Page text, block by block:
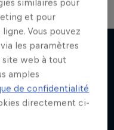
similaires pour
et pour
Vous pouvez
les paramètres
site web à tout
amples
de confidentialité
directement ci-